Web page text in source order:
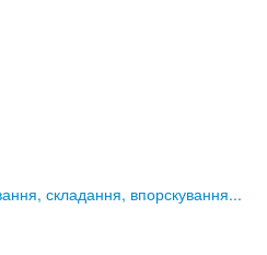
складання, впорскування...